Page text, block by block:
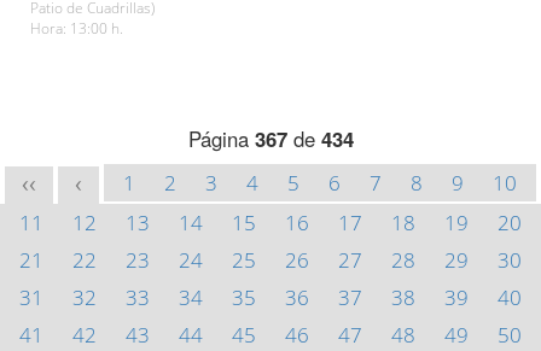
Patio de Cuadrillas)
Hora: 13:00 h.
Página 367de 434
<< < 1 2 3 4 5 6 7 8 9
10
11
12 13 14 15 16 17 18 19
20
21
22 23 24 25 26 27 28 29
30
31
32 33 34 35 36 37 38 39
40
41
42 43 44 45 46 47 48 49
50